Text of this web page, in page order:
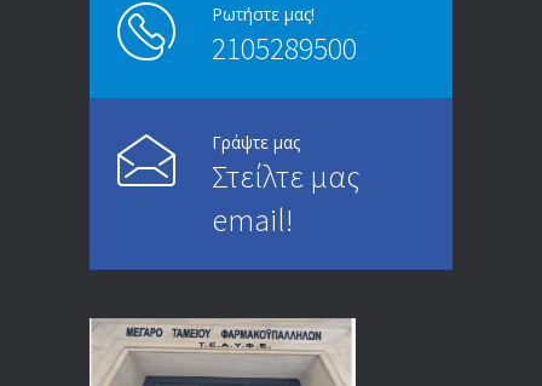
Ρωτήστε μας!
2105289500
Γράψτε μας
Στείλτε μας
email!